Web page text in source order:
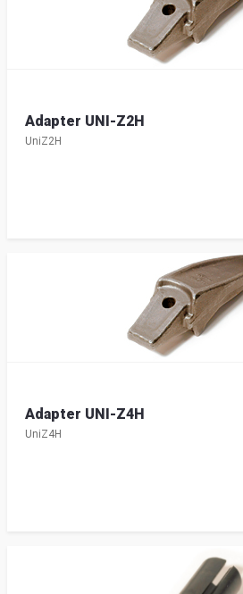
Adapter UNI-Z2H
UniZ2H
Adapter UNI-Z4H
UniZ4H